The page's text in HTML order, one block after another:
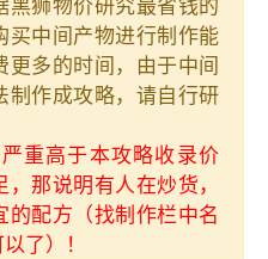
买中间产物进行制作能
更多的时间，由于中间
制作成攻略，请自行研
重高于本攻略收录价
那说明有人在炒货，
配方（找制作栏中名
了）！